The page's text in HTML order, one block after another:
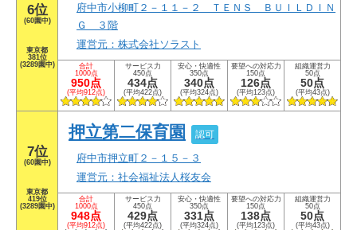
6位
(60園中)
東京都
381位
(3289園中)
府中市小柳町２－１１－２ ＴＥＮＳ ＢＵＩＬＤＩＮ
Ｇ ３階
運営元：株式会社ソラスト
合計
1000点
950点
(平均912点)
サービス力
450点
434点
(平均422点)
安心・快適性
350点
340点
(平均324点)
要望への対応力
150点
126点
(平均123点)
組織運営力
50点
50点
(平均43点)
7位
(60園中)
東京都
419位
(3289園中)
押立第二保育園 認可
府中市押立町２－１５－３
運営元：社会福祉法人桜友会
合計
1000点
948点
(平均912点)
サービス力
450点
429点
(平均422点)
安心・快適性
350点
331点
(平均324点)
要望への対応力
150点
138点
(平均123点)
組織運営力
50点
50点
(平均43点)